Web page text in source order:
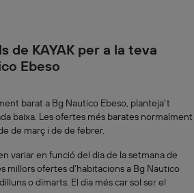
de KAYAK per a la teva
Ebeso
barat a Bg Nautico Ebeso, planteja't
baixa. Les ofertes més barates normalment
de març i de de febrer.
variar en funció del dia de la setmana de
millors ofertes d'habitacions a Bg Nautico
o dimarts. El dia més car sol ser el